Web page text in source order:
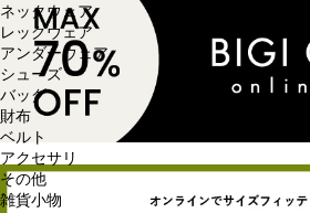
ネックウェア
レッグウェア
アンダーウェア
シューズ
バッグ
財布
ベルト
アクセサリ
その他
雑貨小物